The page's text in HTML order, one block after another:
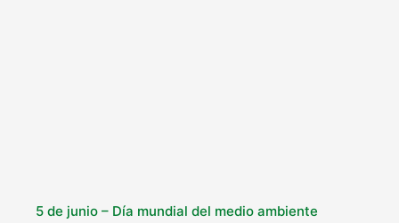
5 de junio – Día mundial del medio ambiente